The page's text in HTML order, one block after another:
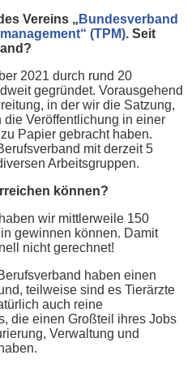
Vereins „ Bundesverband
(TPM). Seit
2021 durch rund 20
gegründet. Vorausgehend
in der wir die Satzung,
Veröffentlichung in einer
Papier gebracht haben.
mit derzeit 5
Arbeitsgruppen.
können?
wir mittlerweile 150
gewinnen können. Damit
nicht gerechnet!
haben einen
teilweise sind es Tierärzte
auch reine
die einen Großteil ihres Jobs
Verwaltung und